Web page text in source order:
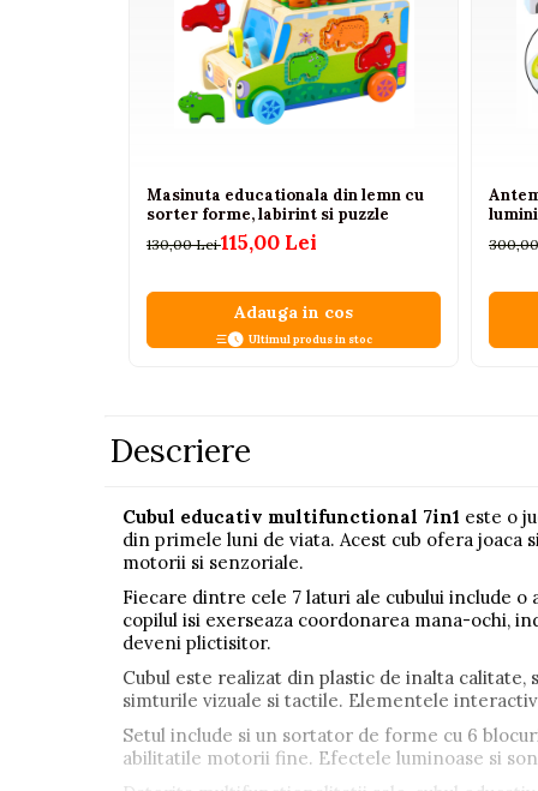
Electrocasnice si bucatarii
Jocuri de indemanare
Muzica si instrumente
Seturi de doctor
Seturi de rufe
Vehicule de constructii
Jucarii exterior
Masinuta educationala din lemn cu
sorter forme, labirint si puzzle
130,00 Lei115,00 Lei
Adauga in cos
Ultimul produs in stoc
Descriere
Cubul educativ multifunctional 7in1 este o
din primele luni de viata. Acest cub ofera
motorii si senzoriale.
Fiecare dintre cele 7 laturi ale cubului include
copilul isi exerseaza coordonarea mana-ochi,
deveni plictisitor.
Cubul este realizat din plastic de inalta
simturile vizuale si tactile. Elementele
Setul include si un sortator de forme cu 6
abilitatile motorii fine. Efectele luminoase si